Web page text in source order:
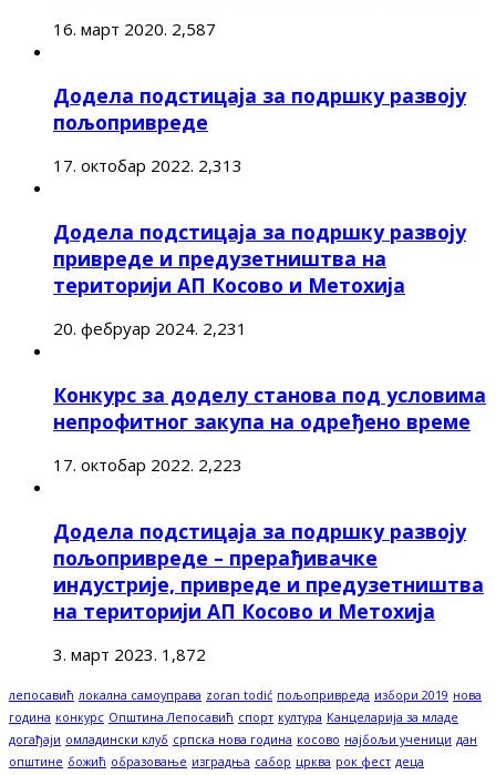
16. март 2020. 2,587
Додела подстицаја за подршку развоју
пољопривреде
17. октобар 2022. 2,313
Додела подстицаја за подршку развоју
привреде и предузетништва на
територији АП Косово и Метохија
20. фебруар 2024. 2,231
Конкурс за доделу станова под условима
непрофитног закупа на одређено време
17. октобар 2022. 2,223
Додела подстицаја за подршку развоју
пољопривреде – прерађивачке
индустрије, привреде и предузетништва
на територији АП Косово и Метохија
3. март 2023. 1,872
лепосавић локална самоуправа zoran todić пољопривреда избори 2019 нова
година конкурс Општина Лепосавић спорт култура Канцеларија за младе
догађаји омладински клуб српска нова година косово најбољи ученици дан
општине божић образовање изградња сабор црква рок фест деца